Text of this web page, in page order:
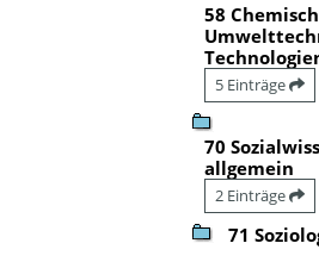
58
5 Einträge
70
allgemein
2 Einträge
71